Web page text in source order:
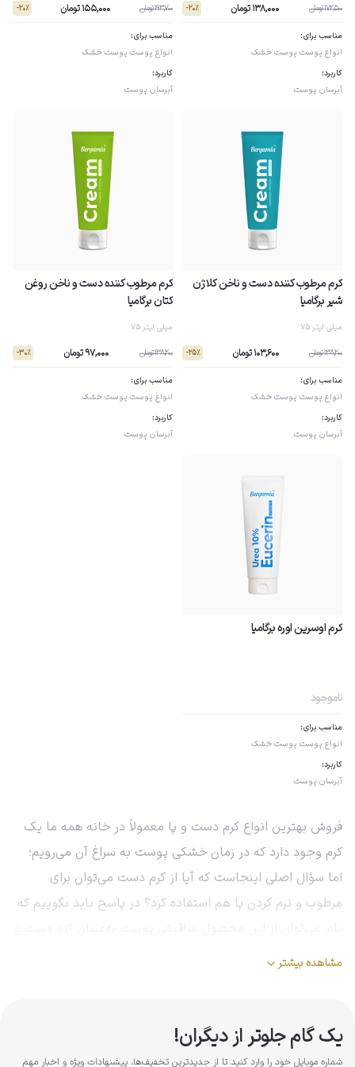
172,500 تومان 138,000 تومان - 20٪
مناسب برای:
انواع پوست پوست خشک
کاربرد:
آبرسان پوست
193,700 تومان 155,000 تومان - 20٪
مناسب برای:
انواع پوست پوست خشک
کاربرد:
آبرسان پوست
کرم مرطوب کننده دست و ناخن کلاژن
شیر برگامیا
75 میلی لیتر
138,200 تومان 103,600 تومان - 25٪
مناسب برای:
انواع پوست پوست خشک
کاربرد:
آبرسان پوست
کرم مرطوب کننده دست و ناخن روغن
کتان برگامیا
75 میلی لیتر
138,200 تومان 97,000 تومان - 30٪
مناسب برای:
انواع پوست پوست خشک
کاربرد:
آبرسان پوست
کرم اوسرین اوره برگامیا
ناموجود
مناسب برای:
انواع پوست پوست خشک
کاربرد:
آبرسان پوست
مشاهده بیشتر
فروش بهترین انواع کرم دست و پا معمولاً در خانه همه ما یک
کرم وجود دارد که در زمان خشکی پوست به سراغ آن می‌رویم؛
اما سؤال اصلی اینجاست که آیا از کرم دست می‌توان برای
مرطوب و نرم کردن پا هم استفاده کرد؟ در پاسخ باید بگوییم که
پا استفاده کرد؛ اما ازآنجایی‌که معمولاً غلظت این دو نوع کرم
پوستی می‌توانید انواع کرم دست و پا را پیدا کنید که هم‌زمان
برای بهبود شرایط دست‌ها و پاها فرموله شده‌اند. معمولاً در زمان
یک گام جلوتر از دیگران!
شماره موبایل خود را وارد کنید تا از جدیدترین تخفیف‌ها، پیشنهادات ویژه و اخبار مهم